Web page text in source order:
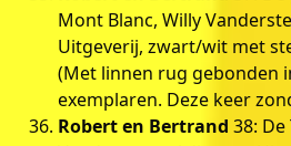
Mont Blanc, Willy
Uitgeverij, zwart/wit met
(Met linnen rug gebonden
exemplaren. Deze keer
Robert en Bertrand 38: